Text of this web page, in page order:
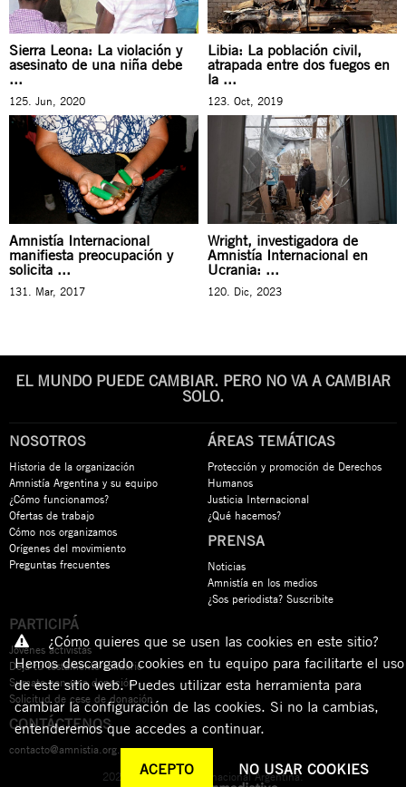
Sierra Leona: La violación y
asesinato de una niña debe
...
125. Jun, 2020
Libia: La población civil,
atrapada entre dos fuegos en
la ...
123. Oct, 2019
Amnistía Internacional
manifiesta preocupación y
solicita ...
131. Mar, 2017
Wright, investigadora de
Amnistía Internacional en
Ucrania: ...
120. Dic, 2023
EL MUNDO PUEDE CAMBIAR. PERO NO VA A CAMBIAR
SOLO.
NOSOTROS
Historia de la organización
Amnistía Argentina y su equipo
¿Cómo funcionamos?
Ofertas de trabajo
Cómo nos organizamos
Orígenes del movimiento
Preguntas frecuentes
ÁREAS TEMÁTICAS
Protección y promoción de Derechos
Humanos
Justicia Internacional
¿Qué hacemos?
PRENSA
Noticias
Amnistía en los medios
¿Sos periodista? Suscribite
PARTICIPÁ
Jóvenes activistas
Dejá tu testamento solidario
Sumate con una donación
Solicitud de cese de donación
CONTÁCTENOS
contacto@amnistia.org.ar
2026 © Amnistía Internacional Argentina.
¿Cómo quieres que se usen las cookies en este sitio?
Hemos descargado cookies en tu equipo para facilitarte el uso
de este sitio web. Puedes utilizar esta herramienta para
cambiar la configuración de las cookies. Si no la cambias,
entenderemos que accedes a continuar.
ACEPTO NO USAR COOKIES